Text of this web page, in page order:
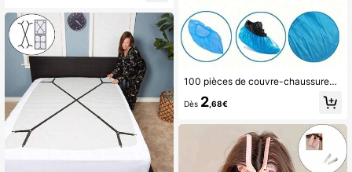
100 pièces de couvre-chaussures jetables bleus 40 X 15 cm, en matériau PE, pour garder le sol propre. Imperméable, résistant à l'usure, antidérapant. Convient pour la maison, le bureau, l'école, les accessoires de chaussures et plus encore.
Dès 2,68€